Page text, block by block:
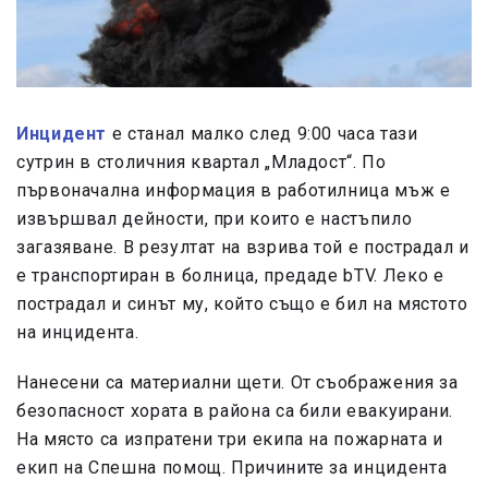
Инцидент е станал малко след 9:00 часа тази
сутрин в столичния квартал „Младост“. По
първоначална информация в работилница мъж е
извършвал дейности, при които е настъпило
загазяване. В резултат на взрива той е пострадал и
е транспортиран в болница, предаде bTV. Леко е
пострадал и синът му, който също е бил на мястото
на инцидента.
Нанесени са материални щети. От съображения за
безопасност хората в района са били евакуирани.
На място са изпратени три екипа на пожарната и
екип на Спешна помощ. Причините за инцидента